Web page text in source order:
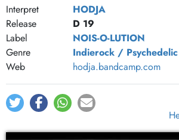
Interpret
HODJA
Release
D 19
Label
NOIS-O-LUTION
Genre
Indierock / Psychedelic
Web
hodja.bandcamp.com